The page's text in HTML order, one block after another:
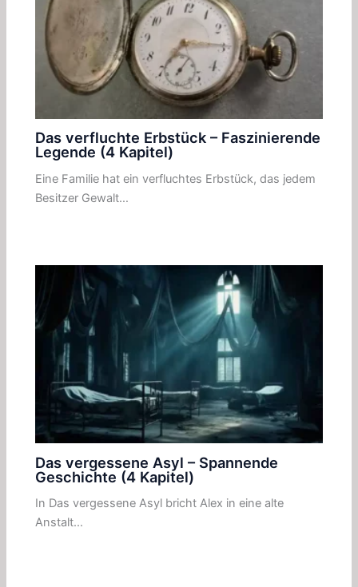
Das verfluchte Erbstück – Faszinierende
Legende (4 Kapitel)
Eine Familie hat ein verfluchtes Erbstück, das jedem
Besitzer Gewalt…
Das vergessene Asyl – Spannende
Geschichte (4 Kapitel)
In Das vergessene Asyl bricht Alex in eine alte
Anstalt…